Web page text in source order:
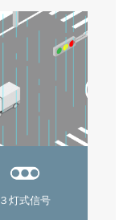
３灯式信号